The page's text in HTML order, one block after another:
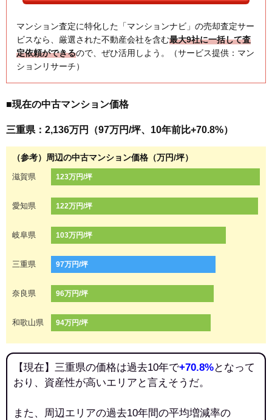
マンション査定に特化した「マンションナビ」の売却査定サー
ビスなら、厳選された不動産会社を含む最大9社に一括して査
定依頼ができるので、ぜひ活用しよう。（サービス提供：マン
ションリサーチ）
■現在の中古マンション価格
三重県：2,136万円（97万円/坪、10年前比+70.8%）
（参考）周辺の中古マンション価格（万円/坪）
滋賀県 123万円/坪
愛知県 122万円/坪
岐阜県 103万円/坪
三重県 97万円/坪
奈良県 96万円/坪
和歌山県 94万円/坪
【現在】三重県の価格は過去10年で+70.8%となって
おり、資産性が高いエリアと言えそうだ。
また、周辺エリアの過去10年間の平均増減率の